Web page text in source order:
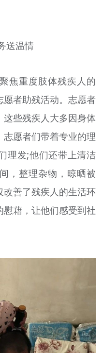
+
送温情
焦重度肢体残疾人的
者助残活动。志愿者
些残疾人大多因身体
愿者们带着专业的理
理发;他们还带上清洁
，整理杂物，晾晒被
善了残疾人的生活环
藉，让他们感受到社